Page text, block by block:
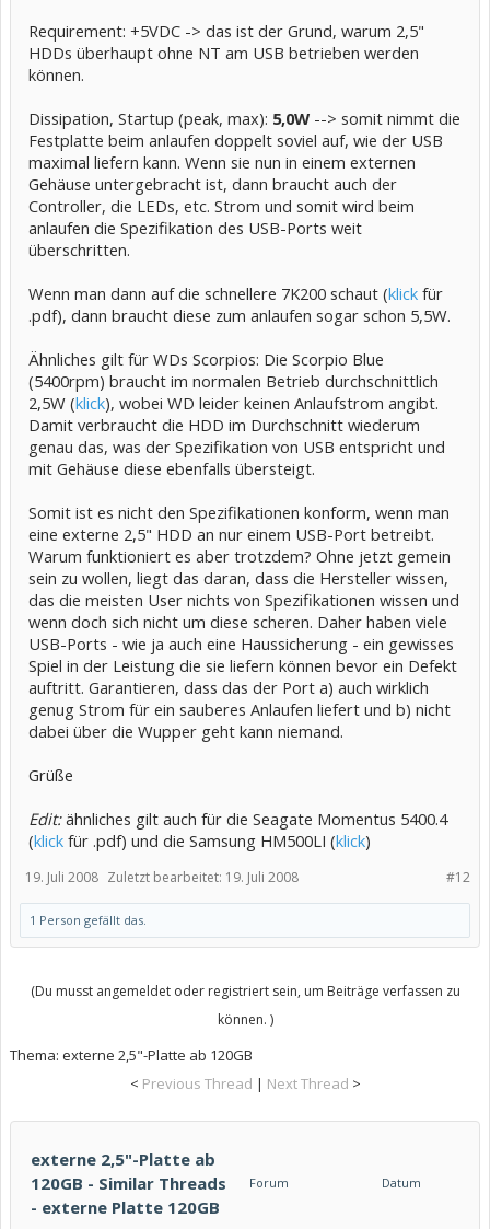
Requirement: +5VDC -> das ist der Grund, warum 2,5"
HDDs überhaupt ohne NT am USB betrieben werden
können.
Dissipation, Startup (peak, max): 5,0W --> somit nimmt die
Festplatte beim anlaufen doppelt soviel auf, wie der USB
maximal liefern kann. Wenn sie nun in einem externen
Gehäuse untergebracht ist, dann braucht auch der
Controller, die LEDs, etc. Strom und somit wird beim
anlaufen die Spezifikation des USB-Ports weit
überschritten.
Wenn man dann auf die schnellere 7K200 schaut (klick für
.pdf), dann braucht diese zum anlaufen sogar schon 5,5W.
Ähnliches gilt für WDs Scorpios: Die Scorpio Blue
(5400rpm) braucht im normalen Betrieb durchschnittlich
2,5W (klick), wobei WD leider keinen Anlaufstrom angibt.
Damit verbraucht die HDD im Durchschnitt wiederum
genau das, was der Spezifikation von USB entspricht und
mit Gehäuse diese ebenfalls übersteigt.
Somit ist es nicht den Spezifikationen konform, wenn man
eine externe 2,5" HDD an nur einem USB-Port betreibt.
Warum funktioniert es aber trotzdem? Ohne jetzt gemein
sein zu wollen, liegt das daran, dass die Hersteller wissen,
das die meisten User nichts von Spezifikationen wissen und
wenn doch sich nicht um diese scheren. Daher haben viele
USB-Ports - wie ja auch eine Haussicherung - ein gewisses
Spiel in der Leistung die sie liefern können bevor ein Defekt
auftritt. Garantieren, dass das der Port a) auch wirklich
genug Strom für ein sauberes Anlaufen liefert und b) nicht
dabei über die Wupper geht kann niemand.
Grüße
Edit:ähnliches gilt auch für die Seagate Momentus 5400.4
(klick für .pdf) und die Samsung HM500LI (klick)
#12
19. Juli 2008 Zuletzt bearbeitet: 19. Juli 2008
1 Person gefällt das.
(Du musst angemeldet oder registriert sein, um Beiträge verfassen zu
können. )
Thema: externe 2,5"-Platte ab 120GB
< Previous Thread | Next Thread >
externe 2,5"-Platte ab
120GB - Similar Threads
- externe Platte 120GB
Forum Datum